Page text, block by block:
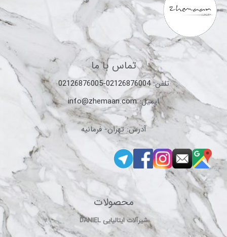
تماس با ما
تلفن:02126876004-02126876005
ایمیل:info@zhemaan.com
آدرس: تهران- فرمانیه
محصولات
شیرآلات ایتالیایی DANIEL
چینی آلات بهداشتی bathco